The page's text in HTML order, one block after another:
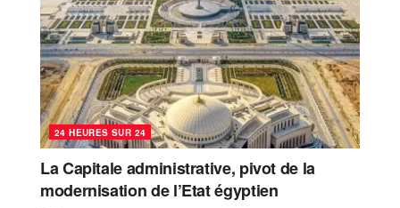
24 HEURES SUR 24
La Capitale administrative, pivot de la
modernisation de l’Etat égyptien